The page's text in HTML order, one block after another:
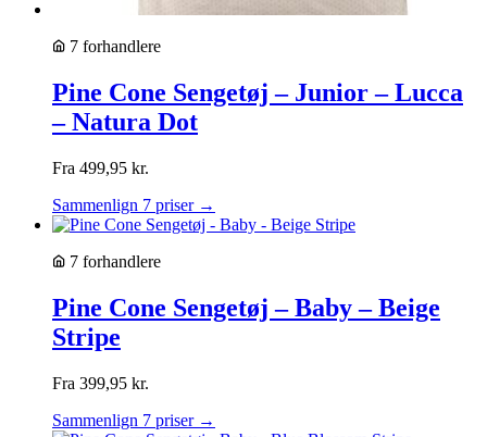
7 forhandlere
Pine Cone Sengetøj – Junior – Lucca
– Natura Dot
Fra 499,95 kr.
Sammenlign 7 priser →
7 forhandlere
Pine Cone Sengetøj – Baby – Beige
Stripe
Fra 399,95 kr.
Sammenlign 7 priser →